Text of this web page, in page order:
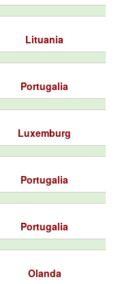
Lituania
Portugalia
Luxemburg
Portugalia
Portugalia
Olanda